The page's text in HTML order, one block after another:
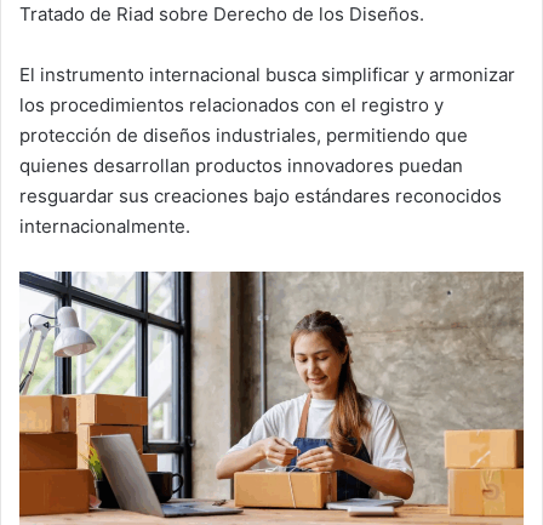
Tratado de Riad sobre Derecho de los Diseños.
El instrumento internacional busca simplificar y armonizar
los procedimientos relacionados con el registro y
protección de diseños industriales, permitiendo que
quienes desarrollan productos innovadores puedan
resguardar sus creaciones bajo estándares reconocidos
internacionalmente.